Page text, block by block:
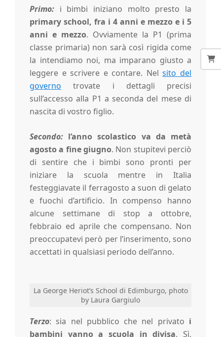
Primo: i bimbi iniziano molto presto la
primary school, fra i 4 anni e mezzo e i 5
anni e mezzo. Ovviamente la P1 (prima
classe primaria) non sarà così rigida come
la intendiamo noi, ma imparano giusto a
leggere e scrivere e contare. Nelsito del
governo trovate i dettagli precisi
sull’accesso alla P1 a seconda del mese di
nascita di vostro figlio.
Secondo: l’anno scolastico va da metà
agosto a fine giugno. Non stupitevi perciò
di sentire che i bimbi sono pronti per
iniziare la scuola mentre in Italia
festeggiavate il ferragosto a suon di gelato
e fuochi d’artificio. In compenso hanno
alcune settimane di stop a ottobre,
febbraio ed aprile che compensano. Non
preoccupatevi però per l’inserimento, sono
accettati in qualsiasi periodo dell’anno.
La George Heriot’s School di Edimburgo, photo
by Laura Gargiulo
Terzo: sia nel pubblico che nel privato i
bambini vanno a scuola in divisa. Sì,